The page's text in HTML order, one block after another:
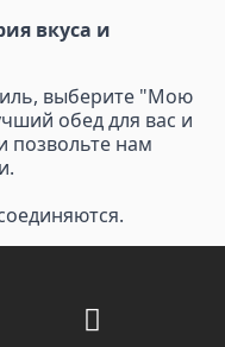
вкуса и
выберите "Мою
обед для вас и
позвольте нам